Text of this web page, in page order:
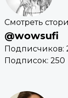
Смотреть
@wowsufi
Подписчиков:
Подписок: 250